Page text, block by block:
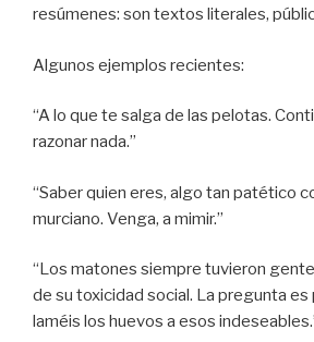
resúmenes: son textos literales,
Algunos ejemplos recientes:
“A lo que te salga de las pelotas.
razonar nada.”
“Saber quien eres, algo tan patético
murciano. Venga, a mimir.”
“Los matones siempre tuvieron
de su toxicidad social. La pregunta es
laméis los huevos a esos